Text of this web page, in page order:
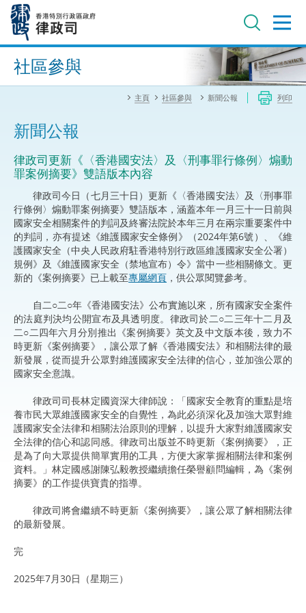
內
進階搜尋
社區參與
主頁 社區參與 新聞公報 列印
新聞公報
​律政司更新《〈香港國安法〉及〈刑事罪行條例〉煽動
罪案例摘要》雙語版本內容
律政司今日（七月三十日）更新《〈香港國安法〉及〈刑事罪
行條例〉煽動罪案例摘要》雙語版本，涵蓋本年一月三十一日前與
國家安全相關案件的判詞及終審法院於本年三月在兩宗重要案件中
的判詞，亦有提述《維護國家安全條例》（2024年第6號）、《維
護國家安全（中央人民政府駐香港特別行政區維護國家安全公署）
規例》及《維護國家安全（禁地宣布）令》當中一些相關條文。更
新的《案例摘要》已上載至專屬網頁 ，供公眾閱覽參考。
自二○二○年《香港國安法》公布實施以來，所有國家安全案件
的法庭判決均公開宣布及具透明度。律政司於二○二三年十二月及
二○二四年六月分別推出《案例摘要》英文及中文版本後，致力不
時更新《案例摘要》，讓公眾了解《香港國安法》和相關法律的最
新發展，從而提升公眾對維護國家安全法律的信心，並加強公眾的
國家安全意識。
律政司司長林定國資深大律師說：「國家安全教育的重點是培
養市民大眾維護國家安全的自覺性，為此必須深化及加強大眾對維
護國家安全法律和相關法治原則的理解，以提升大家對維護國家安
全法律的信心和認同感。律政司出版並不時更新《案例摘要》，正
是為了向大眾提供簡單實用的工具，方便大家掌握相關法律和案例
資料。」林定國感謝陳弘毅教授繼續擔任榮譽顧問編輯，為《案例
摘要》的工作提供寶貴的指導。
律政司將會繼續不時更新《案例摘要》，讓公眾了解相關法律
的最新發展。
完
2025年7月30日（星期三）